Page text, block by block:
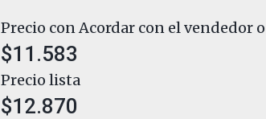
Precio con Acordar con el vendedor
$11.583
Precio lista
$12.870